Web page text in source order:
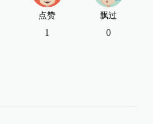
点赞
1
飘过
0